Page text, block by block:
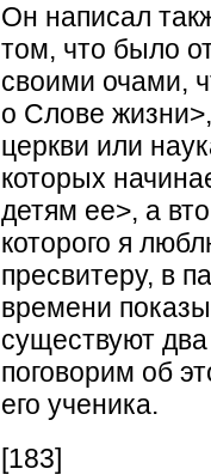
Он написал
том, что было
своими очами,
о Слове
церкви или
которых
детям ее>, а
которого я
пресвитеру, в
времени
существуют
поговорим об
его ученика.
[183]